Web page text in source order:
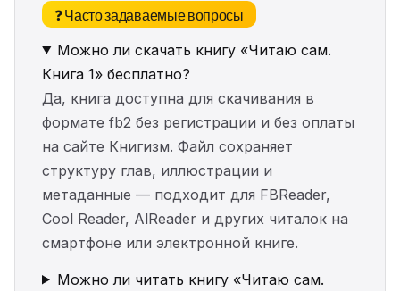
❓ Часто задаваемые вопросы
Можно ли скачать книгу «Читаю сам.
Книга 1» бесплатно?
Да, книга доступна для скачивания в
формате fb2 без регистрации и без оплаты
на сайте Книгизм. Файл сохраняет
структуру глав, иллюстрации и
метаданные — подходит для FBReader,
Cool Reader, AlReader и других читалок на
смартфоне или электронной книге.
Можно ли читать книгу «Читаю сам.